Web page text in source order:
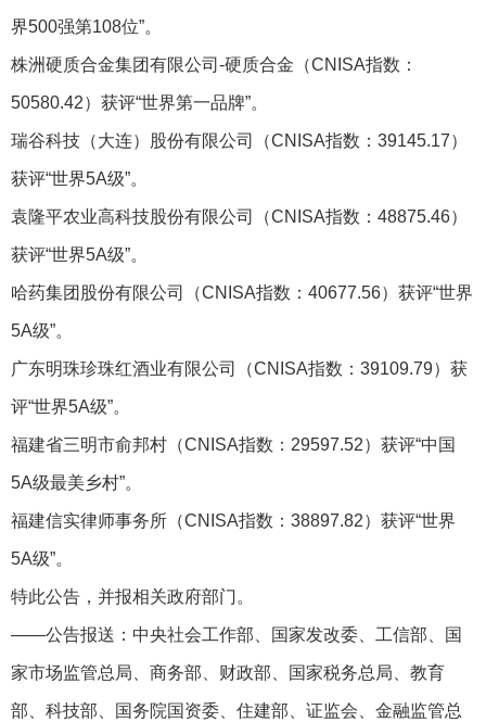
界500强第108位”。
株洲硬质合金集团有限公司-硬质合金‌（CNISA指数：
50580.42）获评“世界第一品牌”。
瑞谷科技（大连）股份有限公司（CNISA指数：39145.17）
获评“世界5A级”。
袁隆平农业高科技股份有限公司（CNISA指数：48875.46）
获评“世界5A级”。
哈药集团股份有限公司（CNISA指数：40677.56）获评“世界
5A级”。
广东明珠珍珠红酒业有限公司（CNISA指数：39109.79）获
评“世界5A级”。
福建省三明市俞邦村（CNISA指数：29597.52）获评“中国
5A级最美乡村”。
福建信实律师事务所（CNISA指数：38897.82）获评“世界
5A级”。
特此公告，并报相关政府部门。
——公告报送：中央社会工作部、国家发改委、工信部、国
家市场监管总局、商务部、财政部、国家税务总局、教育
部、科技部、国务院国资委、住建部、证监会、金融监管总